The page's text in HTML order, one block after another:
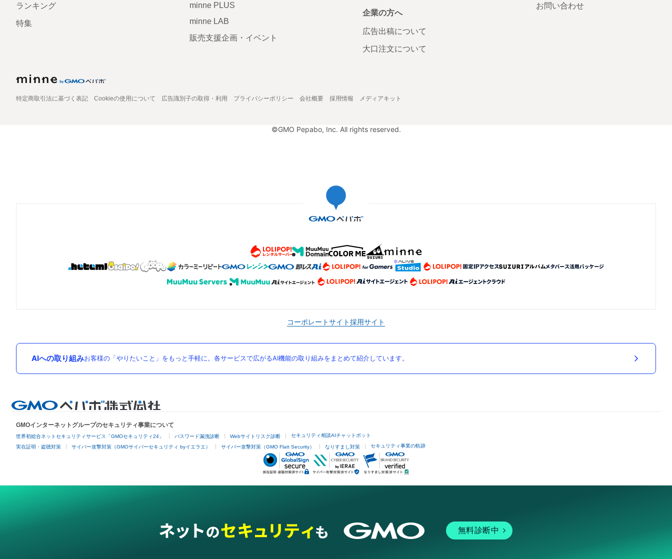
ランキング
特集
minne PLUS
minne LAB
販売支援企画・イベント
企業の方へ
広告出稿について
大口注文について
お問い合わせ
特定商取引法に基づく表記 Cookieの使用について 広告識別子の取得・利用 プライバシーポリシー 会社概要 採用情報 メディアキット
©GMO Pepabo, Inc. All rights reserved.
コーポレートサイト採用サイト
AIへの取り組みお客様の「やりたいこと」をもっと手軽に。各サービスで広がるAI機能の取り組みをまとめて紹介しています。
GMOインターネットグループのセキュリティ事業について
世界初総合ネットセキュリティサービス「GMOセキュリティ24」 パスワード漏洩診断 Webサイトリスク診断 セキュリティ相談AIチャットボット
実在証明・盗聴対策 サイバー攻撃対策（GMOサイバーセキュリティ byイエラエ） サイバー攻撃対策（GMO Flatt Security） なりすまし対策 セキュリティ事業の軌跡
無料診断中